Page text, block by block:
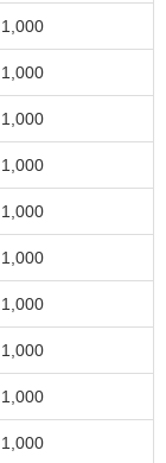
1,000
1,000
1,000
1,000
1,000
1,000
1,000
1,000
1,000
1,000